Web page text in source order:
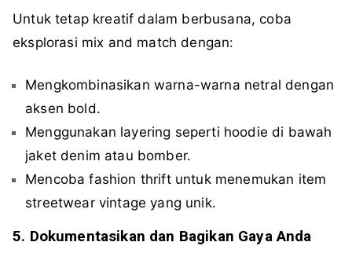
Untuk tetap kreatif dalam berbusana, coba
eksplorasi mix and match dengan:
Mengkombinasikan warna-warna netral dengan
aksen bold.
Menggunakan layering seperti hoodie di bawah
jaket denim atau bomber.
Mencoba fashion thrift untuk menemukan item
streetwear vintage yang unik.
5. Dokumentasikan dan Bagikan Gaya Anda